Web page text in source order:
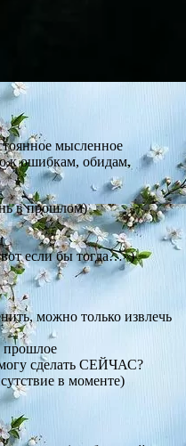
мысленное
к ошибкам, обидам,
в прошлом)
если бы тогда…»)
можно только извлечь
прошлое
сделать СЕЙЧАС?
в моменте)